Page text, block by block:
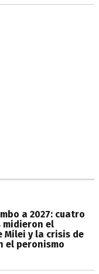
a 2027: cuatro
midieron el
Milei y la crisis de
el peronismo